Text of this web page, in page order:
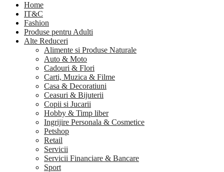
Home
IT&C
Fashion
Produse pentru Adulti
Alte Reduceri
Alimente si Produse Naturale
Auto & Moto
Cadouri & Flori
Carti, Muzica & Filme
Casa & Decoratiuni
Ceasuri & Bijuterii
Copii si Jucarii
Hobby & Timp liber
Ingrijire Personala & Cosmetice
Petshop
Retail
Servicii
Servicii Financiare & Bancare
Sport